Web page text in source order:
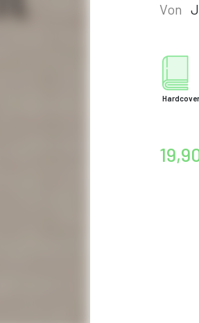
Von
Hardcover